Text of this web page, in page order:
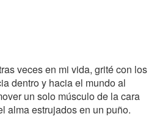
veces en mi vida, grité con los
dentro y hacia el mundo al
un solo músculo de la cara
alma estrujados en un puño.